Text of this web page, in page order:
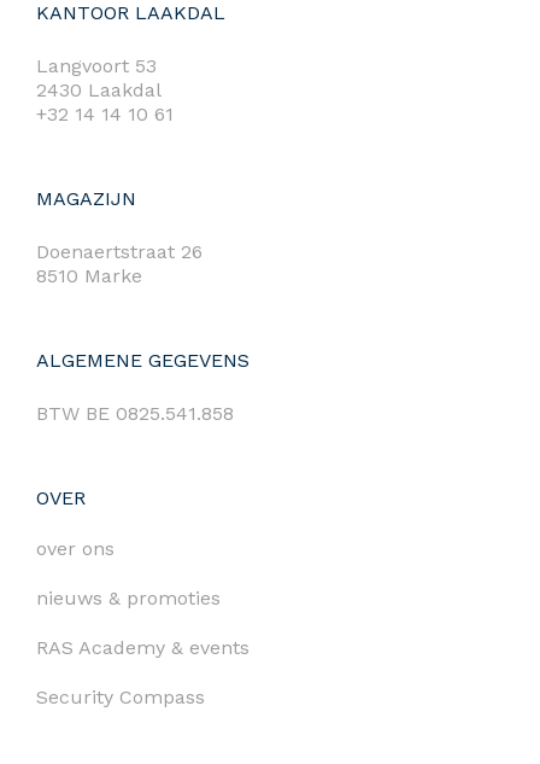
KANTOOR LAAKDAL
Langvoort 53
2430 Laakdal
+32 14 14 10 61
MAGAZIJN
Doenaertstraat 26
8510 Marke
ALGEMENE GEGEVENS
BTW BE 0825.541.858
OVER
over ons
nieuws & promoties
RAS Academy & events
Security Compass